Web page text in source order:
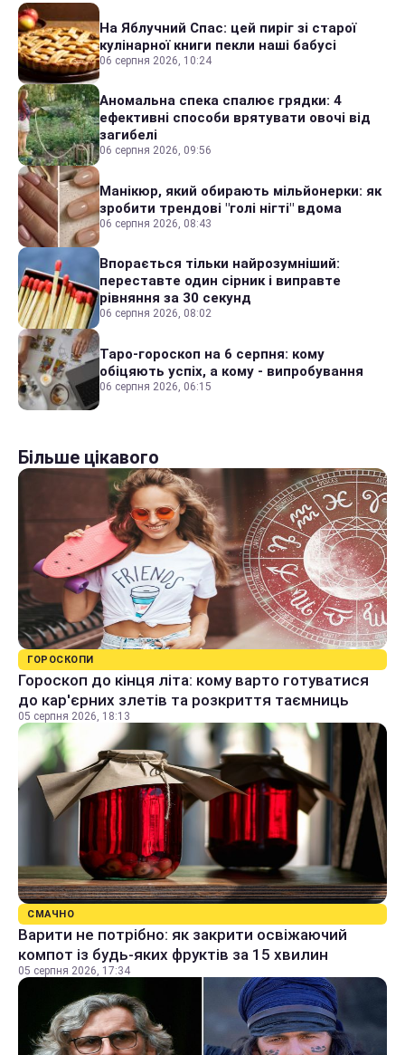
На Яблучний Спас: цей пиріг зі старої
кулінарної книги пекли наші бабусі
06 серпня 2026, 10:24
Аномальна спека спалює грядки: 4
ефективні способи врятувати овочі від
загибелі
06 серпня 2026, 09:56
Манікюр, який обирають мільйонерки: як
зробити трендові "голі нігті" вдома
06 серпня 2026, 08:43
Впорається тільки найрозумніший:
переставте один сірник і виправте
рівняння за 30 секунд
06 серпня 2026, 08:02
Таро-гороскоп на 6 серпня: кому
обіцяють успіх, а кому - випробування
06 серпня 2026, 06:15
Більше цікавого
ГОРОСКОПИ
Гороскоп до кінця літа: кому варто готуватися
до кар'єрних злетів та розкриття таємниць
05 серпня 2026, 18:13
СМАЧНО
Варити не потрібно: як закрити освіжаючий
компот із будь-яких фруктів за 15 хвилин
05 серпня 2026, 17:34